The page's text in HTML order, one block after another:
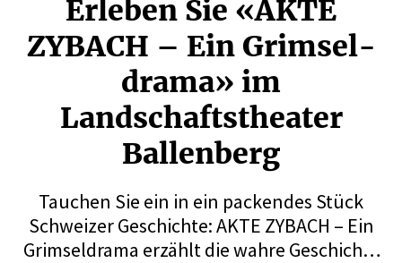
Erleben Sie «AKTE
ZYBACH – Ein Grimsel­
drama» im
Landschafts­theater
Ballenberg
Tauchen Sie ein in ein packendes Stück
Schweizer Geschichte: AKTE ZYBACH – Ein
Grimseldrama erzählt die wahre Geschichte